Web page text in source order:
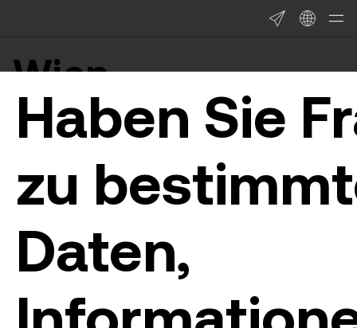
Haben Sie
zu
Daten,
Wien Newsroom